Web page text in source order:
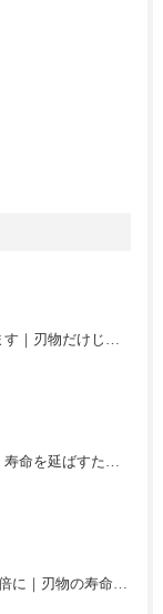
上刃ホルダーも製作できます｜刃物だけじゃない三起ブレードのご提案
工業用丸刃の再研磨とは｜寿命を延ばすための基本と注意点
刃先最適化で切断回数が2倍に｜刃物の寿命を延ばした改善事例